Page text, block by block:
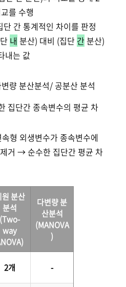
를 수행
간 통계적인 차이를 판정
내 분산) 대비 (집단 간 분산)
내는 값
량 분산분석/ 공분산 분석
집단간 종속변수의 평균 차
속형 외생변수가 종속변수에
거 → 순수한 집단간 평균 차
원 분산
분석
(Two-
way
다변량 분
산분석
(MANOVA
)
2개 -